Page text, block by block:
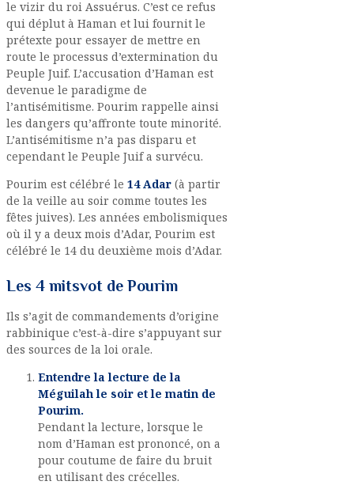
le vizir du roi Assuérus. C’est ce refus
qui déplut à Haman et lui fournit le
prétexte pour essayer de mettre en
route le processus d’extermination du
Peuple Juif. L’accusation d’Haman est
devenue le paradigme de
l’antisémitisme. Pourim rappelle ainsi
les dangers qu’affronte toute minorité.
L’antisémitisme n’a pas disparu et
cependant le Peuple Juif a survécu.
Pourim est célébré le 14 Adar (à partir
de la veille au soir comme toutes les
fêtes juives). Les années embolismiques
où il y a deux mois d’Adar, Pourim est
célébré le 14 du deuxième mois d’Adar.
Les 4 mitsvot de Pourim
Ils s’agit de commandements d’origine
rabbinique c’est-à-dire s’appuyant sur
des sources de la loi orale.
Entendre la lecture de la
Méguilah le soir et le matin de
Pourim.
Pendant la lecture, lorsque le
nom d’Haman est prononcé, on a
pour coutume de faire du bruit
en utilisant des crécelles.